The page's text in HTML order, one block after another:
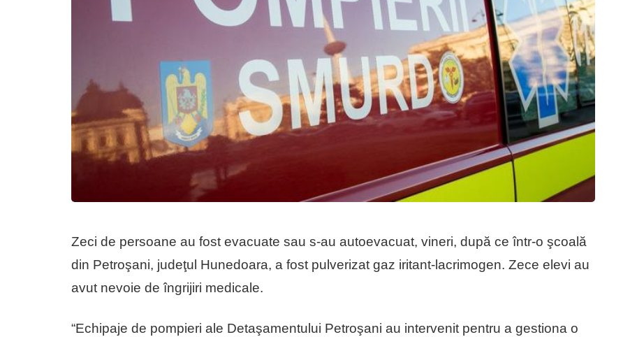
Zeci de persoane au fost evacuate sau s-au autoevacuat, vineri, după ce într-o şcoală
din Petroşani, judeţul Hunedoara, a fost pulverizat gaz iritant-lacrimogen. Zece elevi au
avut nevoie de îngrijiri medicale.
“Echipaje de pompieri ale Detaşamentului Petroşani au intervenit pentru a gestiona o